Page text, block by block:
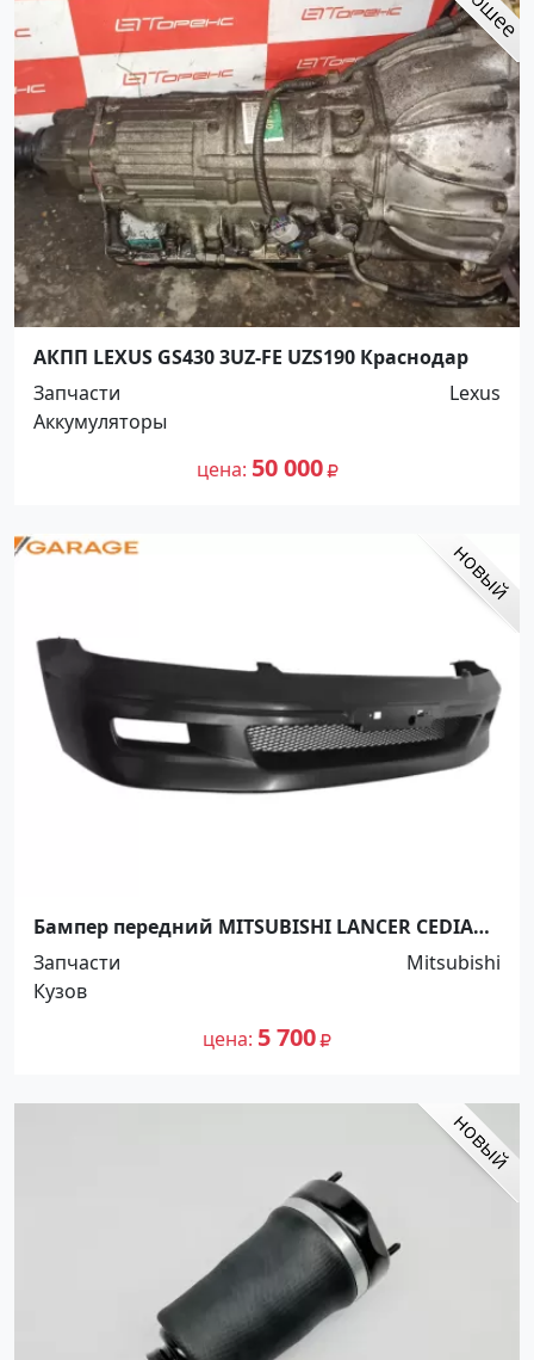
АКПП LEXUS GS430 3UZ-FE UZS190 Краснодар
Запчасти
Lexus
Аккумуляторы
цена 50 000
Бампер передний MITSUBISHI LANCER CEDIA
2000-2003 Краснодар
Запчасти
Mitsubishi
Кузов
цена 5 700